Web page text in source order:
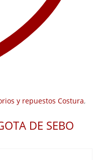
y repuestos Costura,
DE SEBO